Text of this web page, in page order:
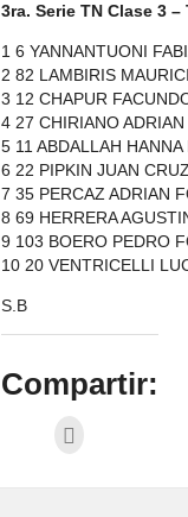
3ra. Serie TN Clase 3
1 6 YANNANTUONI
2 82 LAMBIRIS
3 12 CHAPUR
4 27 CHIRIANO
5 11 ABDALLAH
6 22 PIPKIN JUAN
7 35 PERCAZ ADRIAN
8 69 HERRERA
9 103 BOERO PEDRO
10 20 VENTRICELLI
S.B
Compartir: